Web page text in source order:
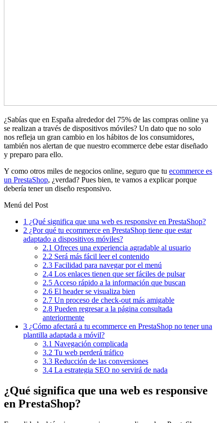
¿Sabías que en España alrededor del 75% de las compras online ya
se realizan a través de dispositivos móviles? Un dato que no solo
nos refleja un gran cambio en los hábitos de los consumidores,
también nos alertan de que nuestro ecommerce debe estar diseñado
y preparo para ello.
Y como otros miles de negocios online, seguro que tu ecommerce es
un PrestaShop, ¿verdad? Pues bien, te vamos a explicar porque
debería tener un diseño responsivo.
Menú del Post
1 ¿Qué significa que una web es responsive en PrestaShop?
2 ¿Por qué tu ecommerce en PrestaShop tiene que estar
adaptado a dispositivos móviles?
2.1 Ofreces una experiencia agradable al usuario
2.2 Será más fácil leer el contenido
2.3 Facilidad para navegar por el menú
2.4 Los enlaces tienen que ser fáciles de pulsar
2.5 Acceso rápido a la información que buscan
2.6 El header se visualiza bien
2.7 Un proceso de check-out más amigable
2.8 Pueden regresar a la página consultada
anteriormente
3 ¿Cómo afectará a tu ecommerce en PrestaShop no tener una
plantilla adaptada a móvil?
3.1 Navegación complicada
3.2 Tu web perderá tráfico
3.3 Reducción de las conversiones
3.4 La estrategia SEO no servirá de nada
¿Qué significa que una web es responsive
en PrestaShop?